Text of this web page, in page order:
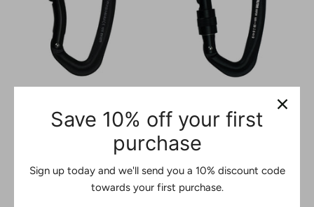
トカラビナ - ブラック クラ
イミング＆ロープアクセス
$10.41
Vapor III アルミスクリュー
ロックカラビナ - ブラック
Dシェイプ クライミング＆
$11.01
Save 10% off your first
purchase
Sign up today and we'll send you a 10% discount code
towards your first purchase.